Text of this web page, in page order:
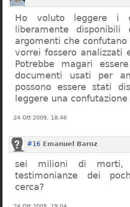
Ho voluto leggere i
liberamente
argomenti che
vorrei fossero analizzati
Potrebbe magari
documenti usati per
possono essere stati
leggere una
24 Ott 2009, 18:46
#16 Emanuel Baroz
sei milioni di morti,
testimonianze dei
cerca?